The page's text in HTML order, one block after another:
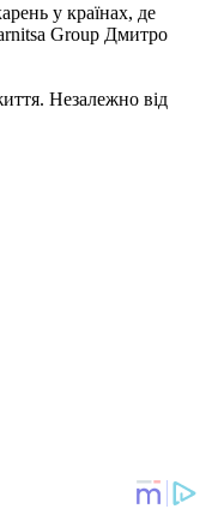
у країнах, де
Group Дмитро
Незалежно від